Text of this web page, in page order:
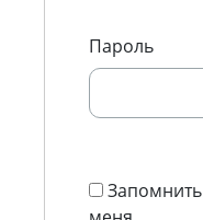
Пароль
Запомнить